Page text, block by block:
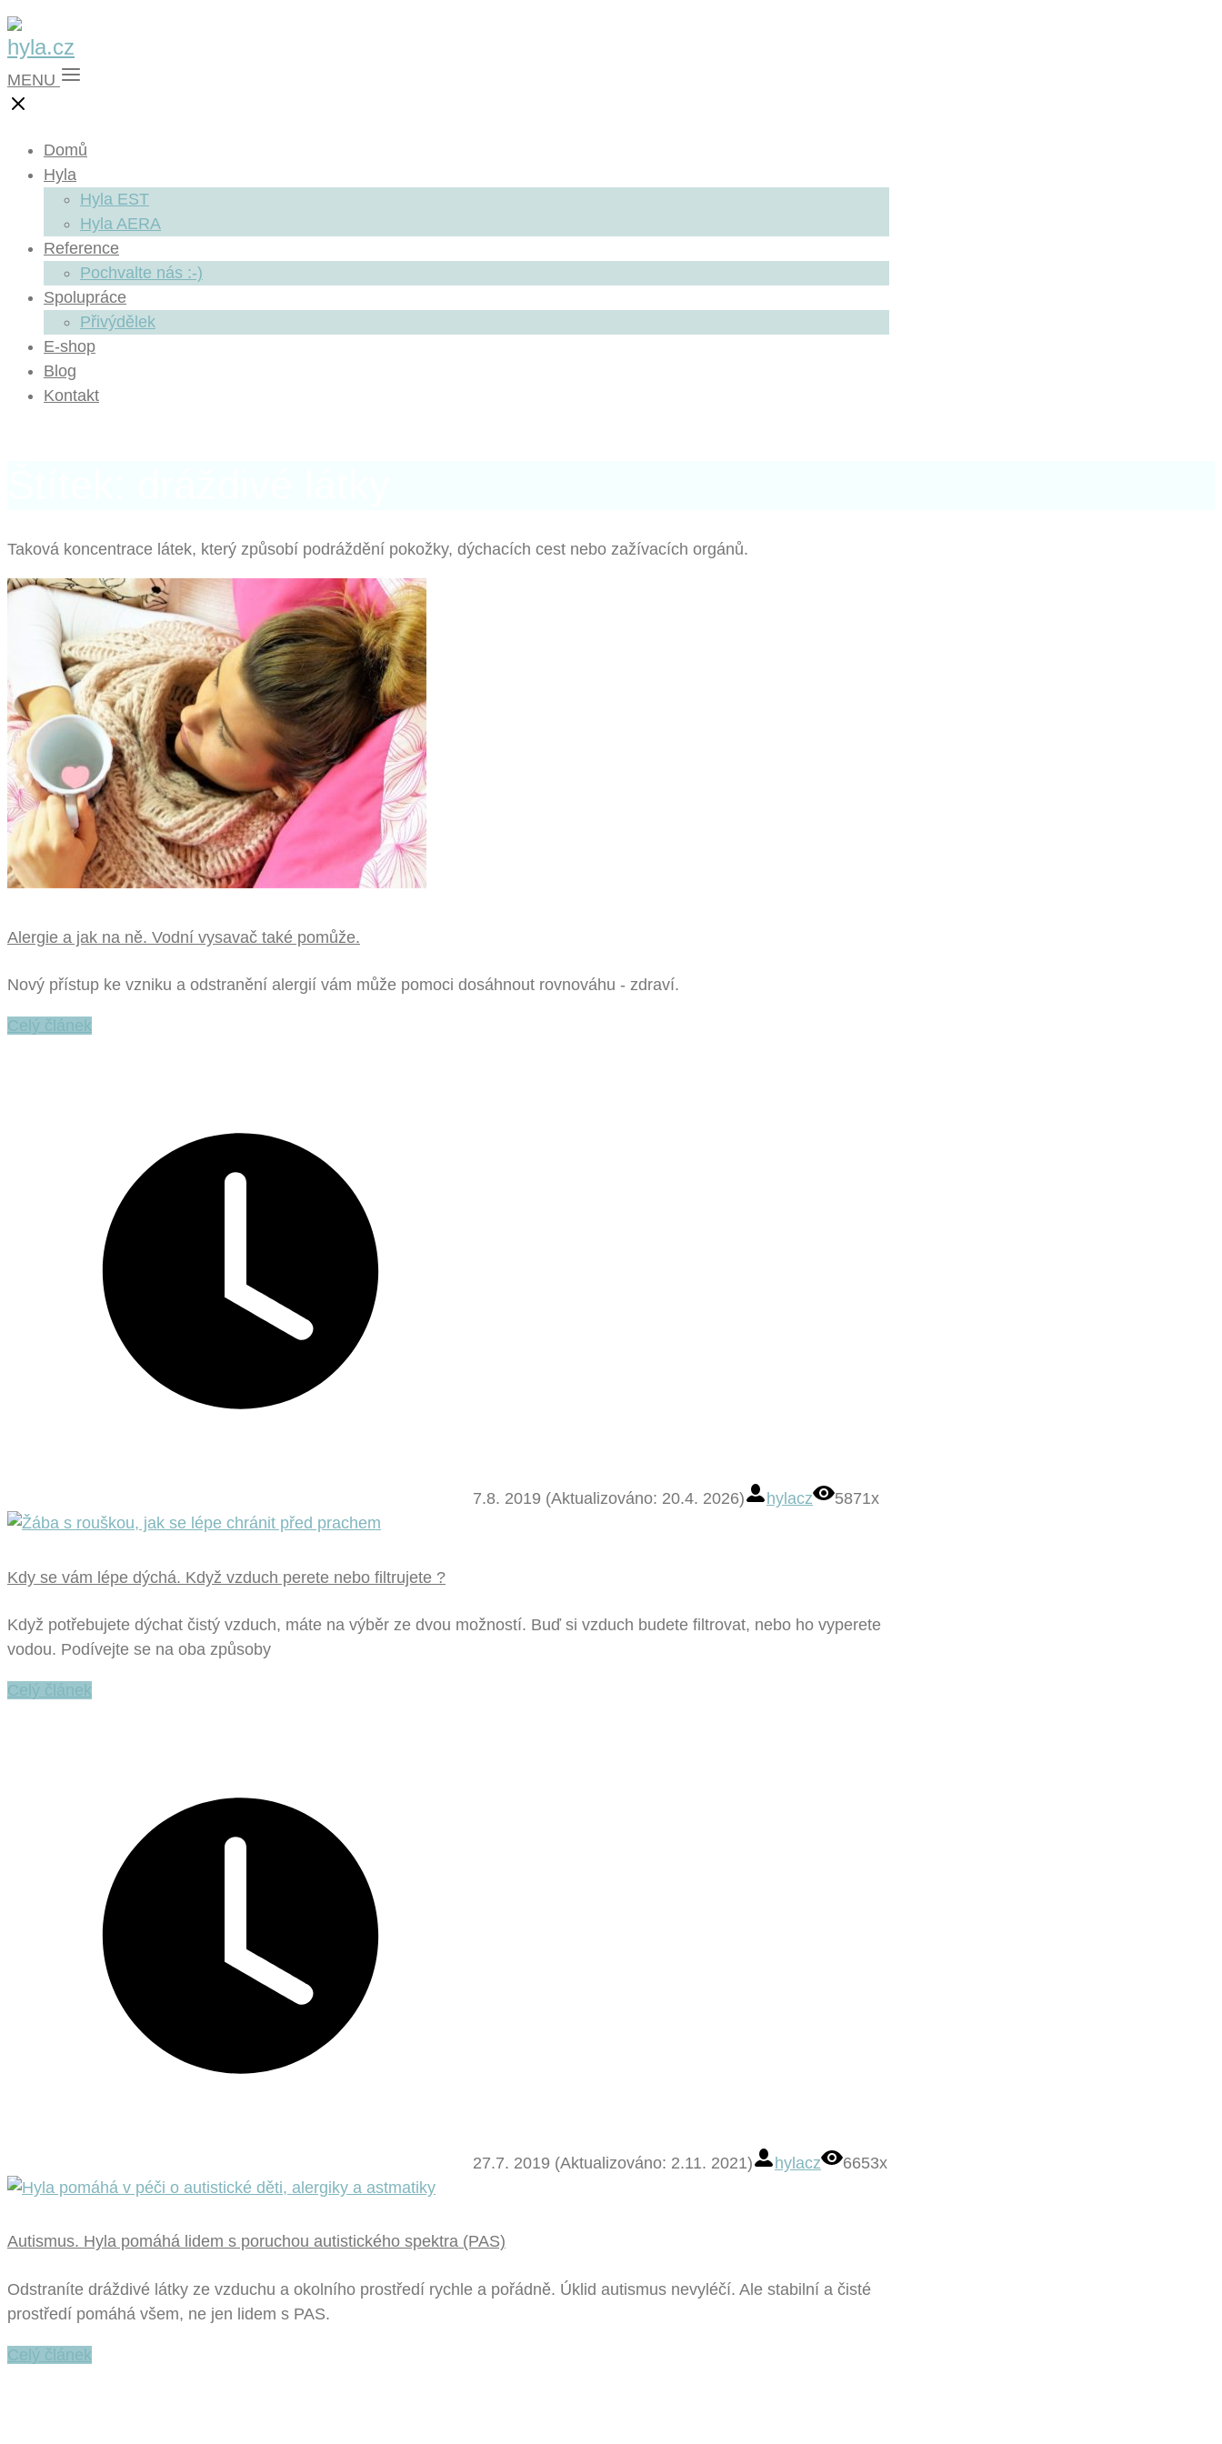
MENU
Domů
Hyla
Hyla EST
Hyla AERA
Reference
Pochvalte nás :-)
Spolupráce
Přivýdělek
E-shop
Blog
Kontakt
Taková koncentrace látek, který způsobí podráždění pokožky, dýchacích cest nebo zažívacích orgánů.
Alergie a jak na ně. Vodní vysavač také pomůže.
Nový přístup ke vzniku a odstranění alergií vám může pomoci dosáhnout rovnováhu - zdraví.
Celý článek
7.8. 2019 (Aktualizováno: 20.4. 2026) hylacz 5871x
Kdy se vám lépe dýchá. Když vzduch perete nebo filtrujete ?
Když potřebujete dýchat čistý vzduch, máte na výběr ze dvou možností. Buď si vzduch budete filtrovat, nebo ho vyperete
vodou. Podívejte se na oba způsoby
Celý článek
27.7. 2019 (Aktualizováno: 2.11. 2021) hylacz 6653x
Autismus. Hyla pomáhá lidem s poruchou autistického spektra (PAS)
Odstraníte dráždivé látky ze vzduchu a okolního prostředí rychle a pořádně. Úklid autismus nevyléčí. Ale stabilní a čisté
prostředí pomáhá všem, ne jen lidem s PAS.
Celý článek